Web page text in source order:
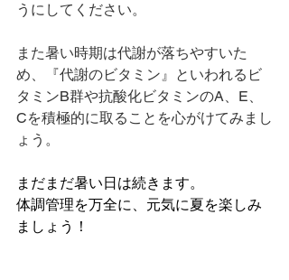
うにしてください。
また暑い時期は代謝が落ちやすいた
め、『代謝のビタミン』といわれるビ
タミンB群や抗酸化ビタミンのA、E、
Cを積極的に取ることを心がけてみまし
ょう。
まだまだ暑い日は続きます。
体調管理を万全に、元気に夏を楽しみ
ましょう！